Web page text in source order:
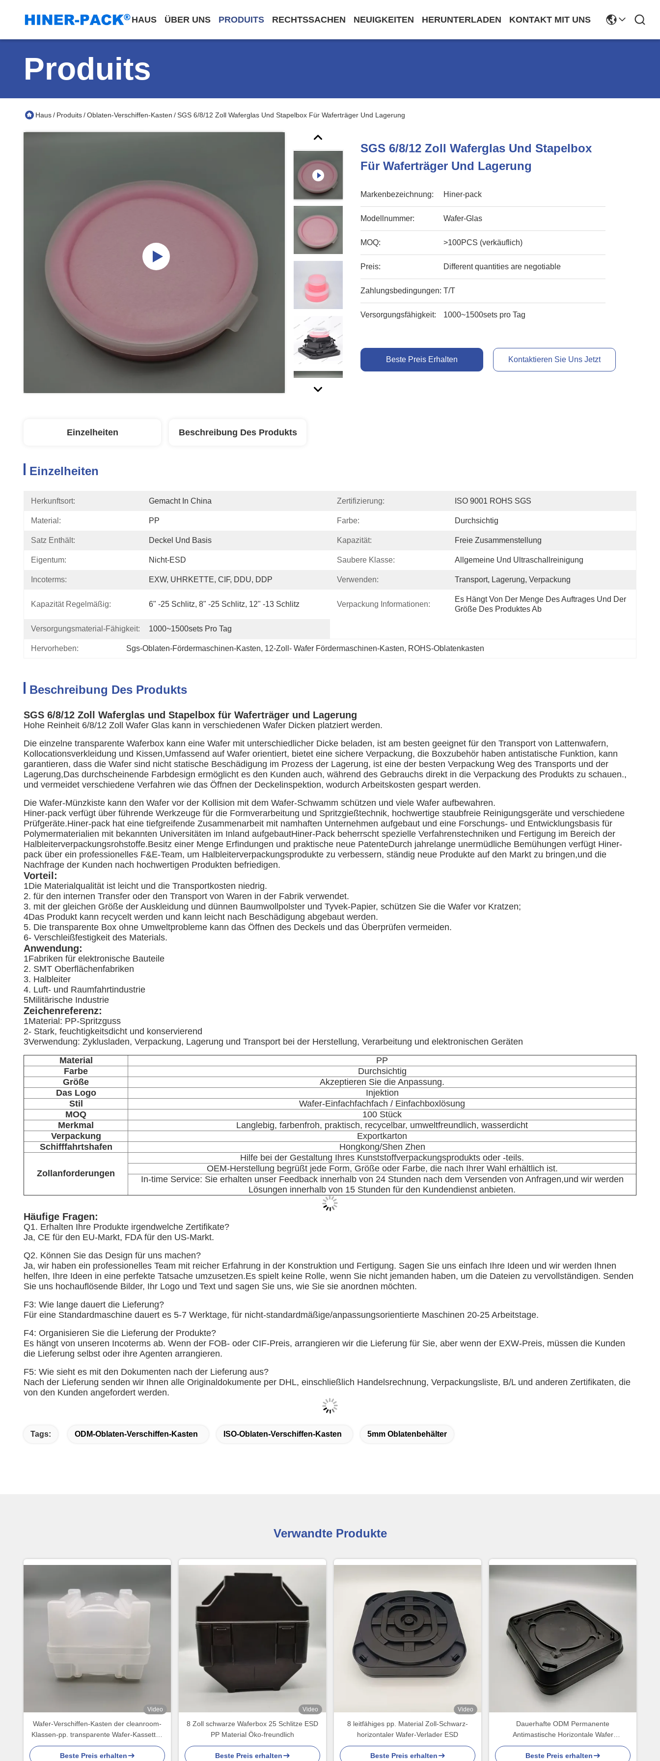
HAUS ÜBER UNS PRODUITS RECHTSSACHEN NEUIGKEITEN HERUNTERLADEN KONTAKT MIT UNS
Produits
Haus/ Produits/Oblaten-Verschiffen-Kasten /SGS 6/8/12 Zoll Waferglas Und Stapelbox Für Waferträger Und Lagerung
SGS 6/8/12 Zoll Waferglas Und Stapelbox
Für Waferträger Und Lagerung
Markenbezeichnung: Hiner-pack
Modellnummer: Wafer-Glas
MOQ: >100PCS (verkäuflich)
Preis: Different quantities are negotiable
Zahlungsbedingungen: T/T
Versorgungsfähigkeit: 1000~1500sets pro Tag
Beste Preis Erhalten Kontaktieren Sie Uns Jetzt
Einzelheiten Beschreibung Des Produkts
Einzelheiten
Herkunftsort: Gemacht In China Zertifizierung: ISO 9001 ROHS SGS
Material: PP Farbe: Durchsichtig
Satz Enthält: Deckel Und Basis Kapazität: Freie Zusammenstellung
Eigentum: Nicht-ESD Saubere Klasse: Allgemeine Und Ultraschallreinigung
Incoterms: EXW, UHRKETTE, CIF, DDU, DDP Verwenden: Transport, Lagerung, Verpackung
Kapazität Regelmäßig: 6" -25 Schlitz, 8" -25 Schlitz, 12" -13 Schlitz Verpackung Informationen:
Es Hängt Von Der Menge Des Auftrages Und Der
Größe Des Produktes Ab
Versorgungsmaterial-Fähigkeit: 1000~1500sets Pro Tag
Hervorheben: Sgs-Oblaten-Fördermaschinen-Kasten, 12-Zoll- Wafer Fördermaschinen-Kasten, ROHS-Oblatenkasten
Beschreibung Des Produkts
SGS 6/8/12 Zoll Waferglas und Stapelbox für Waferträger und Lagerung
Hohe Reinheit 6/8/12 Zoll Wafer Glas kann in verschiedenen Wafer Dicken platziert werden.
Die einzelne transparente Waferbox kann eine Wafer mit unterschiedlicher Dicke beladen, ist am besten geeignet für den Transport von Lattenwafern,
Kollocationsverkleidung und Kissen,Umfassend auf Wafer orientiert, bietet eine sichere Verpackung, die Boxzubehör haben antistatische Funktion, kann
garantieren, dass die Wafer sind nicht statische Beschädigung im Prozess der Lagerung, ist eine der besten Verpackung Weg des Transports und der
Lagerung,Das durchscheinende Farbdesign ermöglicht es den Kunden auch, während des Gebrauchs direkt in die Verpackung des Produkts zu schauen.,
und vermeidet verschiedene Verfahren wie das Öffnen der Deckelinspektion, wodurch Arbeitskosten gespart werden.
Die Wafer-Münzkiste kann den Wafer vor der Kollision mit dem Wafer-Schwamm schützen und viele Wafer aufbewahren.
Hiner-pack verfügt über führende Werkzeuge für die Formverarbeitung und Spritzgießtechnik, hochwertige staubfreie Reinigungsgeräte und verschiedene
Prüfgeräte.Hiner-pack hat eine tiefgreifende Zusammenarbeit mit namhaften Unternehmen aufgebaut und eine Forschungs- und Entwicklungsbasis für
Polymermaterialien mit bekannten Universitäten im Inland aufgebautHiner-Pack beherrscht spezielle Verfahrenstechniken und Fertigung im Bereich der
Halbleiterverpackungsrohstoffe.Besitz einer Menge Erfindungen und praktische neue PatenteDurch jahrelange unermüdliche Bemühungen verfügt Hiner-
pack über ein professionelles F&E-Team, um Halbleiterverpackungsprodukte zu verbessern, ständig neue Produkte auf den Markt zu bringen,und die
Nachfrage der Kunden nach hochwertigen Produkten befriedigen.
Vorteil:
1Die Materialqualität ist leicht und die Transportkosten niedrig.
2. für den internen Transfer oder den Transport von Waren in der Fabrik verwendet.
3. mit der gleichen Größe der Auskleidung und dünnen Baumwollpolster und Tyvek-Papier, schützen Sie die Wafer vor Kratzen;
4Das Produkt kann recycelt werden und kann leicht nach Beschädigung abgebaut werden.
5. Die transparente Box ohne Umweltprobleme kann das Öffnen des Deckels und das Überprüfen vermeiden.
6- Verschleißfestigkeit des Materials.
Anwendung:
1Fabriken für elektronische Bauteile
2. SMT Oberflächenfabriken
3. Halbleiter
4. Luft- und Raumfahrtindustrie
5Militärische Industrie
Zeichenreferenz:
1Material: PP-Spritzguss
2- Stark, feuchtigkeitsdicht und konservierend
3Verwendung: Zyklusladen, Verpackung, Lagerung und Transport bei der Herstellung, Verarbeitung und elektronischen Geräten
Material
PP
Farbe
Durchsichtig
Größe
Akzeptieren Sie die Anpassung.
Das Logo
Injektion
Stil
Wafer-Einfachfachfach / Einfachboxlösung
MOQ
100 Stück
Merkmal
Langlebig, farbenfroh, praktisch, recycelbar, umweltfreundlich, wasserdicht
Verpackung
Exportkarton
Schifffahrtshafen
Hongkong/Shen Zhen
Zollanforderungen
Hilfe bei der Gestaltung Ihres Kunststoffverpackungsprodukts oder -teils.
OEM-Herstellung begrüßt jede Form, Größe oder Farbe, die nach Ihrer Wahl erhältlich ist.
In-time Service: Sie erhalten unser Feedback innerhalb von 24 Stunden nach dem Versenden von Anfragen,und wir werden
Lösungen innerhalb von 15 Stunden für den Kundendienst anbieten.
Häufige Fragen:
Q1. Erhalten Ihre Produkte irgendwelche Zertifikate?
Ja, CE für den EU-Markt, FDA für den US-Markt.
Q2. Können Sie das Design für uns machen?
Ja, wir haben ein professionelles Team mit reicher Erfahrung in der Konstruktion und Fertigung. Sagen Sie uns einfach Ihre Ideen und wir werden Ihnen
helfen, Ihre Ideen in eine perfekte Tatsache umzusetzen.Es spielt keine Rolle, wenn Sie nicht jemanden haben, um die Dateien zu vervollständigen. Senden
Sie uns hochauflösende Bilder, Ihr Logo und Text und sagen Sie uns, wie Sie sie anordnen möchten.
F3: Wie lange dauert die Lieferung?
Für eine Standardmaschine dauert es 5-7 Werktage, für nicht-standardmäßige/anpassungsorientierte Maschinen 20-25 Arbeitstage.
F4: Organisieren Sie die Lieferung der Produkte?
Es hängt von unseren Incoterms ab. Wenn der FOB- oder CIF-Preis, arrangieren wir die Lieferung für Sie, aber wenn der EXW-Preis, müssen die Kunden
die Lieferung selbst oder ihre Agenten arrangieren.
F5: Wie sieht es mit den Dokumenten nach der Lieferung aus?
Nach der Lieferung senden wir Ihnen alle Originaldokumente per DHL, einschließlich Handelsrechnung, Verpackungsliste, B/L und anderen Zertifikaten, die
von den Kunden angefordert werden.
Tags: ODM-Oblaten-Verschiffen-Kasten ISO-Oblaten-Verschiffen-Kasten 5mm Oblatenbehälter
Verwandte Produkte
Video
Wafer-Verschiffen-Kasten der cleanroom-
Klassen-pp. transparente Wafer-Kassetten
4 Zoll-100mm
Beste Preis erhalten
Video
8 Zoll schwarze Waferbox 25 Schlitze ESD
PP Material Öko-freundlich
Beste Preis erhalten
Video
8 leitfähiges pp. Material Zoll-Schwarz-
horizontaler Wafer-Verlader ESD
Beste Preis erhalten
Dauerhafte ODM Permanente
Antimastische Horizontale Wafer
Versandbox
Beste Preis erhalten